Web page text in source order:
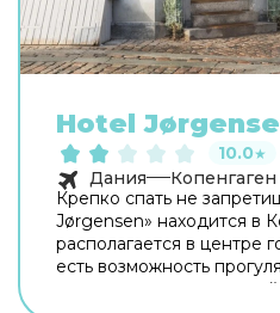
Hotel
10.0★
Дания
Копенгаген
Крепко спать не
Jørgensen» находится в
располагается в центре
есть возможность